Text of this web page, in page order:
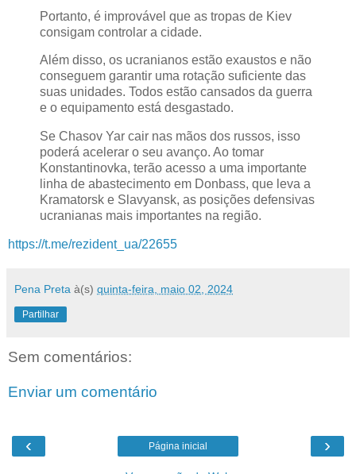
Portanto, é improvável que as tropas de Kiev
consigam controlar a cidade.
Além disso, os ucranianos estão exaustos e não
conseguem garantir uma rotação suficiente das
suas unidades. Todos estão cansados ​​da guerra
e o equipamento está desgastado.
Se Chasov Yar cair nas mãos dos russos, isso
poderá acelerar o seu avanço. Ao tomar
Konstantinovka, terão acesso a uma importante
linha de abastecimento em Donbass, que leva a
Kramatorsk e Slavyansk, as posições defensivas
ucranianas mais importantes na região.
https://t.me/rezident_ua/22655
Pena Preta à(s) quinta-feira, maio 02, 2024
Partilhar
Sem comentários:
Enviar um comentário
‹ ›
Página inicial